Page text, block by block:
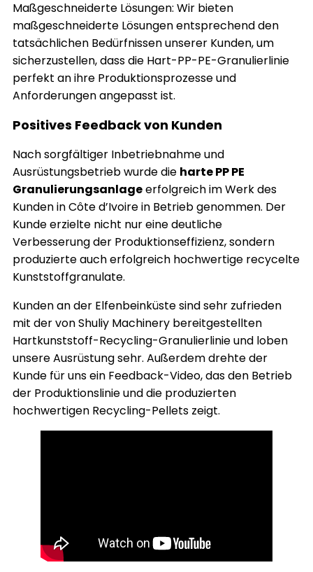
Maßgeschneiderte Lösungen: Wir bieten
maßgeschneiderte Lösungen entsprechend den
tatsächlichen Bedürfnissen unserer Kunden, um
sicherzustellen, dass die Hart-PP-PE-Granulierlinie
perfekt an ihre Produktionsprozesse und
Anforderungen angepasst ist.
Positives Feedback von Kunden
Nach sorgfältiger Inbetriebnahme und
Ausrüstungsbetrieb wurde die harte PP PE
Granulierungsanlageerfolgreich im Werk des
Kunden in Côte d’Ivoire in Betrieb genommen. Der
Kunde erzielte nicht nur eine deutliche
Verbesserung der Produktionseffizienz, sondern
produzierte auch erfolgreich hochwertige recycelte
Kunststoffgranulate.
Kunden an der Elfenbeinküste sind sehr zufrieden
mit der von Shuliy Machinery bereitgestellten
Hartkunststoff-Recycling-Granulierlinie und loben
unsere Ausrüstung sehr. Außerdem drehte der
Kunde für uns ein Feedback-Video, das den Betrieb
der Produktionslinie und die produzierten
hochwertigen Recycling-Pellets zeigt.